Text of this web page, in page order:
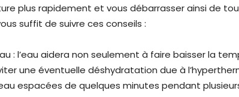
plus rapidement et vous débarrasser ainsi de
suffit de suivre ces conseils :
: l’eau aidera non seulement à faire baisser la
une éventuelle déshydratation due à
espacées de quelques minutes pendant